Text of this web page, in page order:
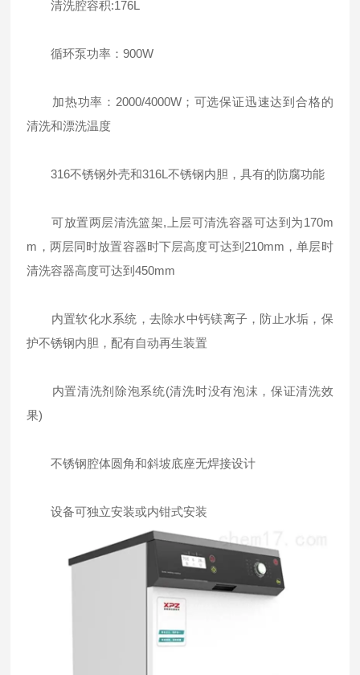
清洗腔容积:176L
循环泵功率：900W
加热功率：2000/4000W；可选保证迅速达到合格的
清洗和漂洗温度
316不锈钢外壳和316L不锈钢内胆，具有的防腐功能
可放置两层清洗篮架,上层可清洗容器可达到为170m
m，两层同时放置容器时下层高度可达到210mm，单层时
清洗容器高度可达到450mm
内置软化水系统，去除水中钙镁离子，防止水垢，保
护不锈钢内胆，配有自动再生装置
内置清洗剂除泡系统(清洗时没有泡沫，保证清洗效
果)
不锈钢腔体圆角和斜坡底座无焊接设计
设备可独立安装或内钳式安装